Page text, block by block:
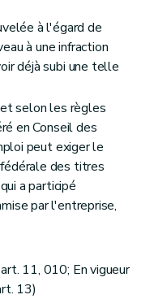
à l'égard de
à une infraction
déjà subi une telle
selon les règles
en Conseil des
peut exiger le
des titres
a participé
par l'entreprise,
11, 010; En vigueur
13)